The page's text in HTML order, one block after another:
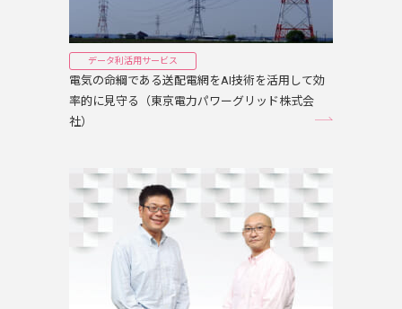
データ利活用サービス
電気の命綱である送配電網をAI技術を活用して効
率的に見守る（東京電力パワーグリッド株式会
社）